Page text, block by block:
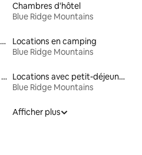
Chambres d'hôtel
Blue Ridge Mountains
Locations de cabanes perchées
Locations en camping
Blue Ridge Mountains
Locations de vacances avec piscine
Locations avec petit-déjeuner
Blue Ridge Mountains
Afficher plus